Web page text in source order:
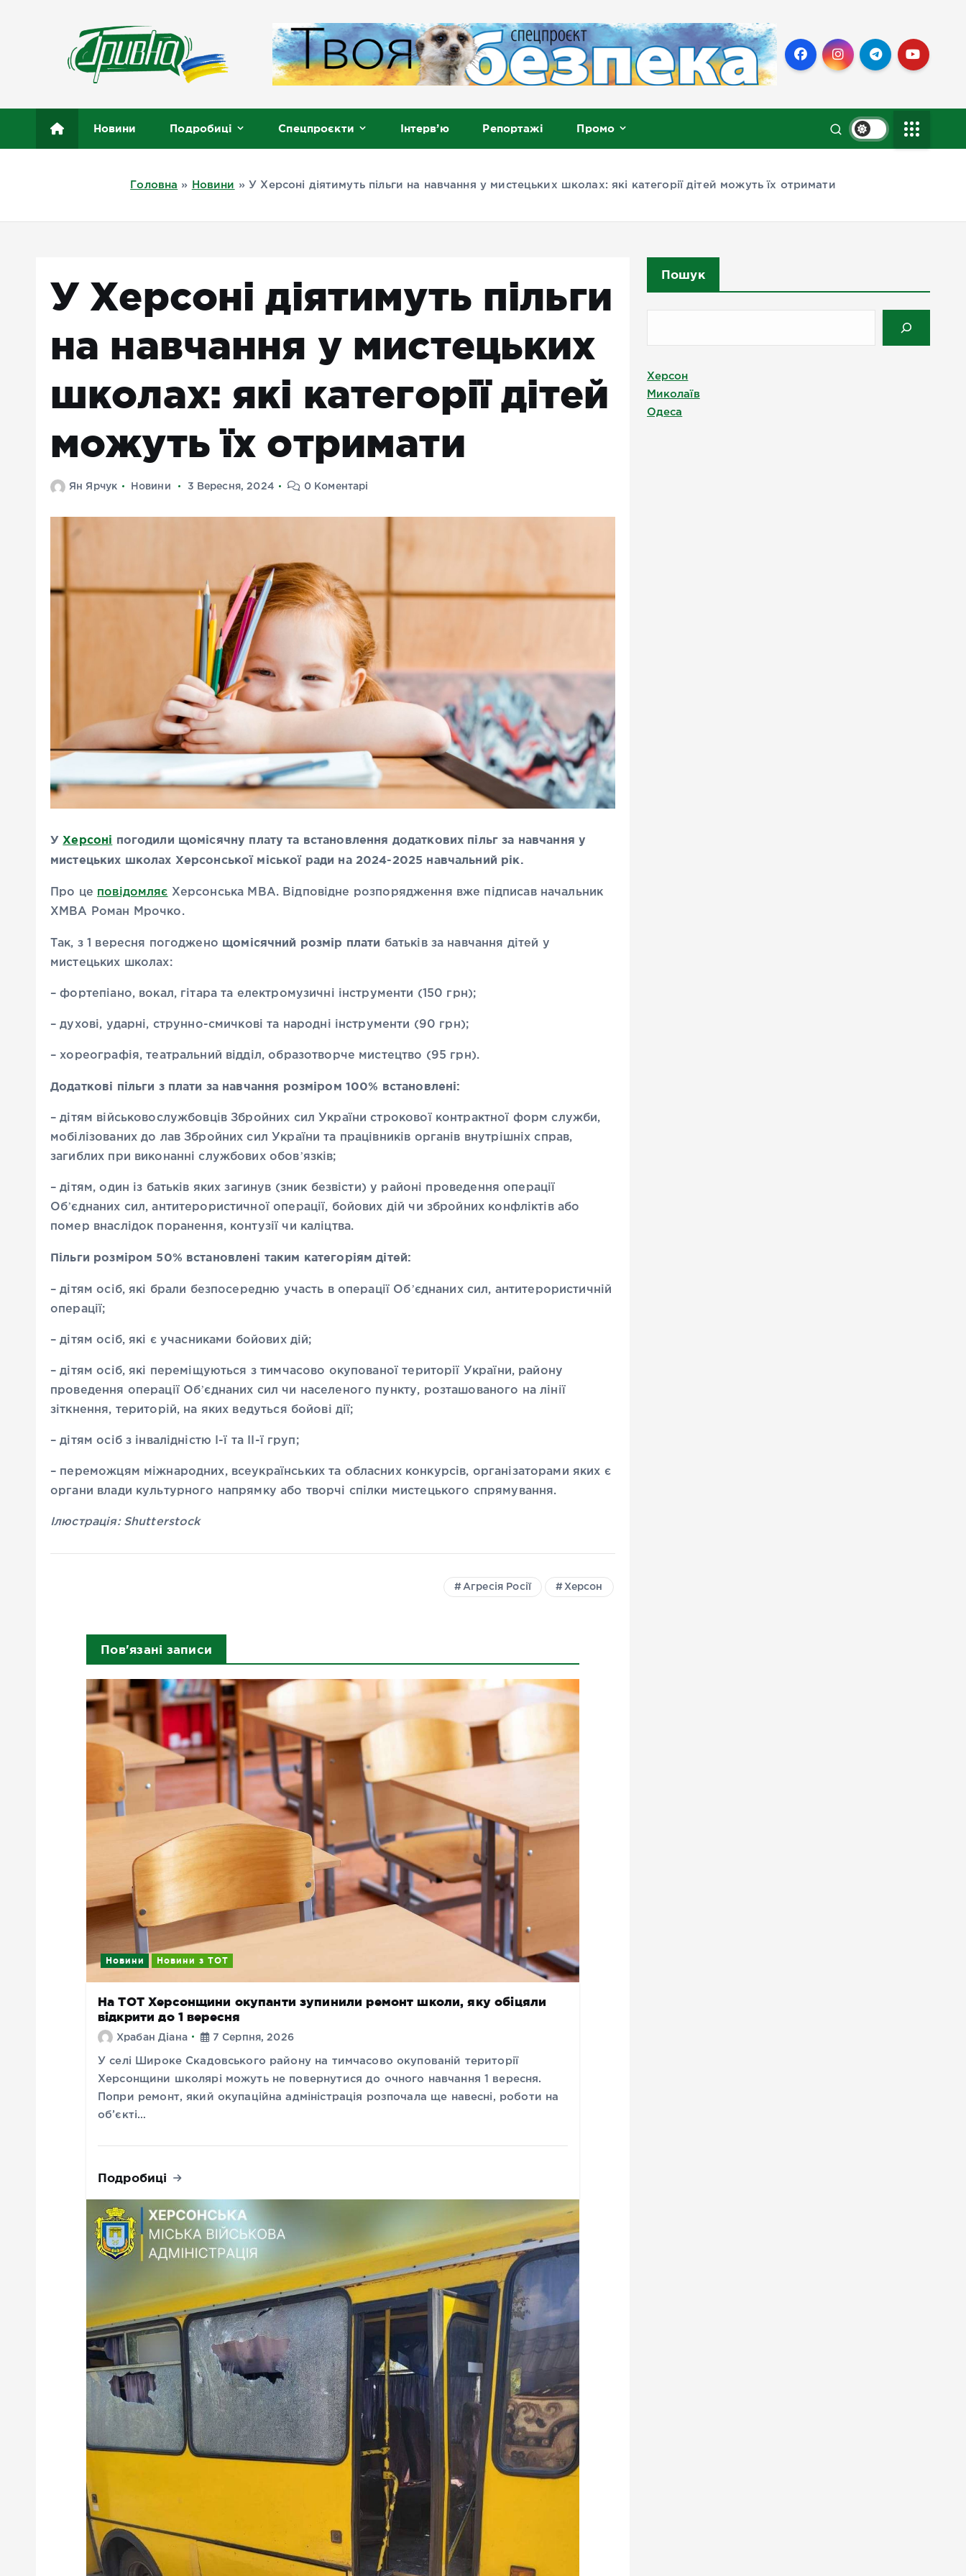
о
с
Новини Подробиці Спецпроєкти Інтерв’ю Репортажі Промо
Головна » Новини » У Херсоні діятимуть пільги на навчання у мистецьких школах: які категорії дітей можуть їх отримати
У Херсоні діятимуть пільги
на навчання у мистецьких
школах: які категорії дітей
можуть їх отримати
Ян Ярчук Новини 3 Вересня, 2024 0 Коментарі
У Херсоні погодили щомісячну плату та встановлення додаткових пільг за навчання у
мистецьких школах Херсонської міської ради на 2024-2025 навчальний рік.
Про це повідомляє Херсонська МВА. Відповідне розпорядження вже підписав начальник
ХМВА Роман Мрочко.
Так, з 1 вересня погоджено щомісячний розмір плати батьків за навчання дітей у
мистецьких школах:
– фортепіано, вокал, гітара та електромузичні інструменти (150 грн);
– духові, ударні, струнно-смичкові та народні інструменти (90 грн);
– хореографія, театральний відділ, образотворче мистецтво (95 грн).
Додаткові пільги з плати за навчання розміром 100% встановлені:
– дітям військовослужбовців Збройних сил України строкової контрактної форм служби,
мобілізованих до лав Збройних сил України та працівників органів внутрішніх справ,
загиблих при виконанні службових обовʼязків;
– дітям, один із батьків яких загинув (зник безвісти) у районі проведення операції
Обʼєднаних сил, антитерористичної операції, бойових дій чи збройних конфліктів або
помер внаслідок поранення, контузії чи каліцтва.
Пільги розміром 50% встановлені таким категоріям дітей:
– дітям осіб, які брали безпосередню участь в операції Обʼєднаних сил, антитерористичній
операції;
– дітям осіб, які є учасниками бойових дій;
– дітям осіб, які переміщуються з тимчасово окупованої території України, району
проведення операції Обʼєднаних сил чи населеного пункту, розташованого на лінії
зіткнення, територій, на яких ведуться бойові дії;
– дітям осіб з інвалідністю І-ї та II-ї груп;
– переможцям міжнародних, всеукраїнських та обласних конкурсів, організаторами яких є
органи влади культурного напрямку або творчі спілки мистецького спрямування.
Ілюстрація: Shutterstock
Агресія Росії Херсон
Пов'язані записи
Новини Новини з ТОТ
На ТОТ Херсонщини окупанти зупинили ремонт школи, яку обіцяли
відкрити до 1 вересня
Храбан Діана 7 Серпня, 2026
У селі Широке Скадовського району на тимчасово окупованій території
Херсонщини школярі можуть не повернутися до очного навчання 1 вересня.
Попри ремонт, який окупаційна адміністрація розпочала ще навесні, роботи на
об’єкті…
Подробиці
Пошук
Херсон
Миколаїв
Одеса